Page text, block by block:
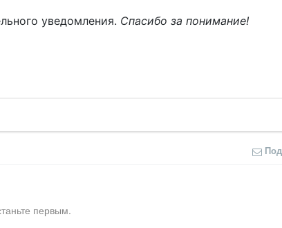
уведомления. Спасибо за понимание!
первым.